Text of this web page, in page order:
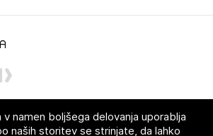
namen boljšega delovanja uporablja
naših storitev se strinjate, da lahko